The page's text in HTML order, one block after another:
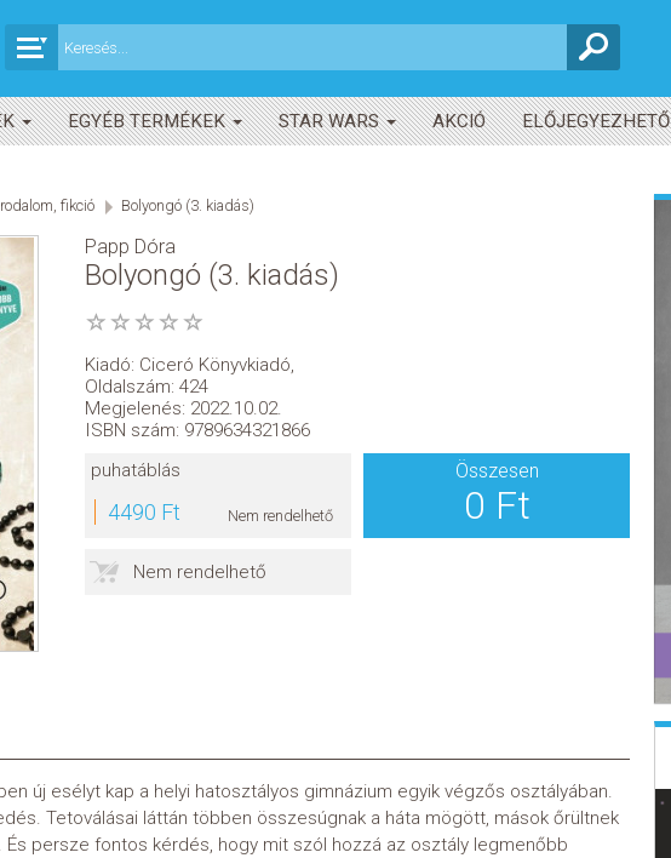
EGYÉB TERMÉKEK STAR WARS AKCIÓ ELŐJEGYEZHETŐ
fikció Bolyongó (3. kiadás)
Papp Dóra
Bolyongó (3. kiadás)
Kiadó: Ciceró Könyvkiadó
Oldalszám: 424
Megjelenés: 2022.10.02.
ISBN szám: 9789634321866
Nem rendelhető
puhatáblás
4490 Ft Nem rendelhető
Összesen
0 Ft
új esélyt kap a helyi hatosztályos gimnázium egyik végzős osztályában.
Tetoválásai láttán többen összesúgnak a háta mögött, mások őrültnek
És persze fontos kérdés, hogy mit szól hozzá az osztály legmenőbb